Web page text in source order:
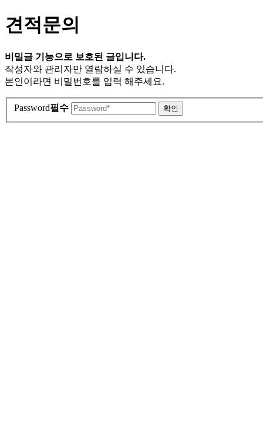
견적문의
비밀글 기능으로 보호된 글입니다.
작성자와 관리자만 열람하실 수 있습니다.
본인이라면 비밀번호를 입력 해주세요.
Password필수 확인